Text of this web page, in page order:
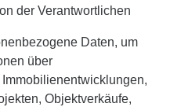
der Verantwortlichen
Daten, um
über
Objektverkäufe,